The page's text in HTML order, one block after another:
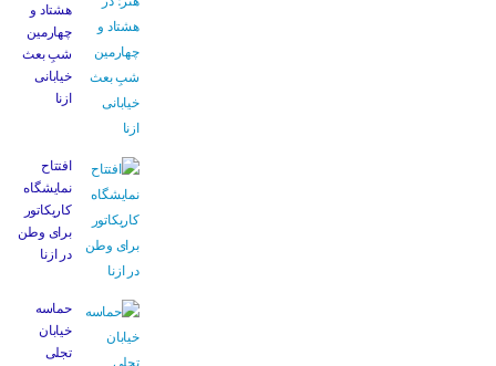
هشتاد و
چهارمین
شبِ بعث
خیابانی
ازنا
افتتاح
نمایشگاه
کاریکاتور
برای وطن
در ازنا
حماسه
خیابان
تجلی